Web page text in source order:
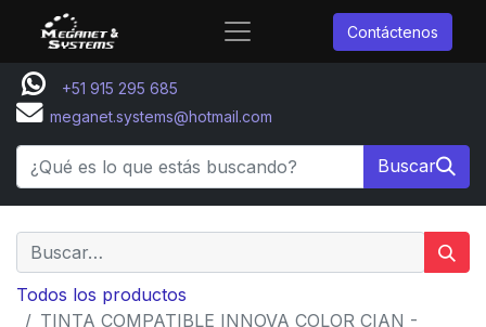
Contáctenos
+51 915 295 685
meganet.systems@hotmail.com
Buscar
Todos los productos
TINTA COMPATIBLE INNOVA COLOR CIAN -